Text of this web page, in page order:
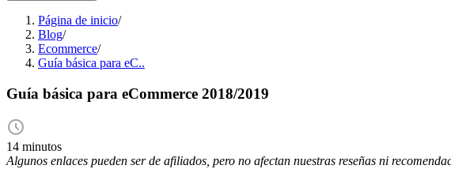
Página de inicio/
Blog/
Ecommerce/
Guía básica para eC..
Guía básica para eCommerce 2018/2019
14 minutos
Algunos enlaces pueden ser de afiliados, pero no afectan nuestras reseñas ni